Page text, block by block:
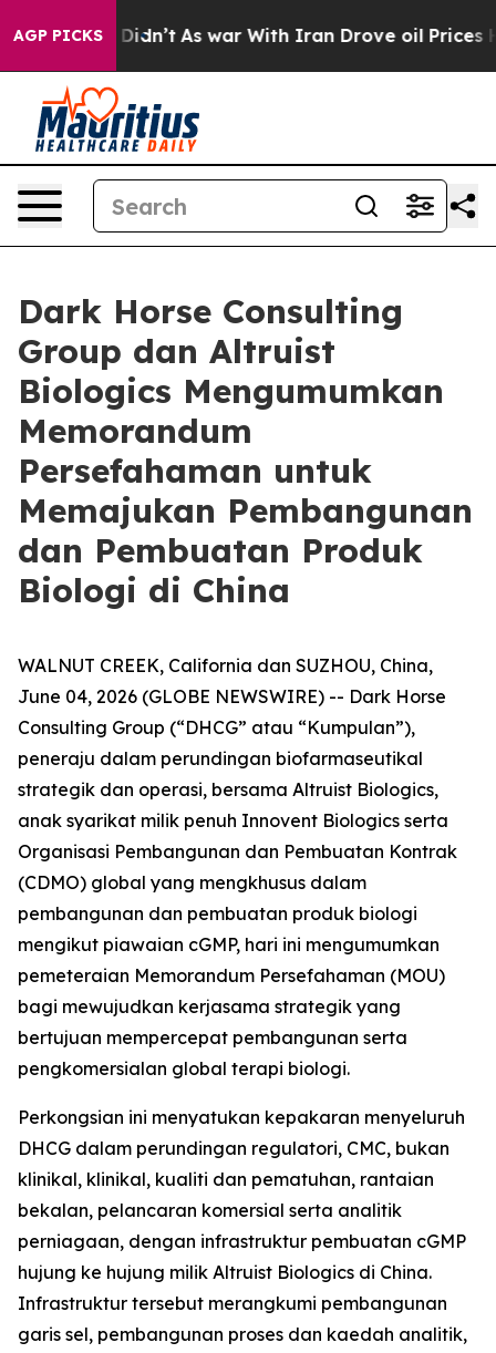
AGP PICKS
it Didn’t As war With Iran Drove oil Prices
Dark Horse Consulting
Group dan Altruist
Biologics Mengumumkan
Memorandum
Persefahaman untuk
Memajukan Pembangunan
dan Pembuatan Produk
Biologi di China
WALNUT CREEK, California dan SUZHOU, China,
June 04, 2026 (GLOBE NEWSWIRE) -- Dark Horse
Consulting Group (“DHCG” atau “Kumpulan”),
peneraju dalam perundingan biofarmaseutikal
strategik dan operasi, bersama Altruist Biologics,
anak syarikat milik penuh Innovent Biologics serta
Organisasi Pembangunan dan Pembuatan Kontrak
(CDMO) global yang mengkhusus dalam
pembangunan dan pembuatan produk biologi
mengikut piawaian cGMP, hari ini mengumumkan
pemeteraian Memorandum Persefahaman (MOU)
bagi mewujudkan kerjasama strategik yang
bertujuan mempercepat pembangunan serta
pengkomersialan global terapi biologi.
Perkongsian ini menyatukan kepakaran menyeluruh
DHCG dalam perundingan regulatori, CMC, bukan
klinikal, klinikal, kualiti dan pematuhan, rantaian
bekalan, pelancaran komersial serta analitik
perniagaan, dengan infrastruktur pembuatan cGMP
hujung ke hujung milik Altruist Biologics di China.
Infrastruktur tersebut merangkumi pembangunan
garis sel, pembangunan proses dan kaedah analitik,